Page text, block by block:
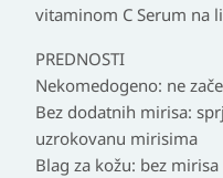
vitaminom C Serum na
PREDNOSTI
Nekomedogeno: ne
Bez dodatnih mirisa:
uzrokovanu mirisima
Blag za kožu: bez